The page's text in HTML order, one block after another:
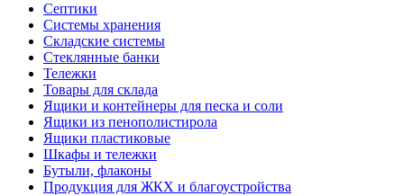
Септики
Системы хранения
Складские системы
Стеклянные банки
Тележки
Товары для склада
Ящики и контейнеры для песка и соли
Ящики из пенополистирола
Ящики пластиковые
Шкафы и тележки
Бутыли, флаконы
Продукция для ЖКХ и благоустройства